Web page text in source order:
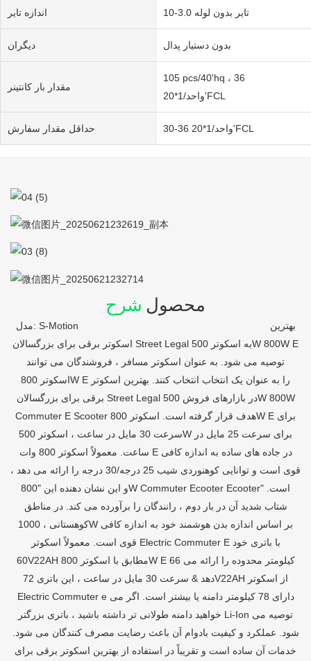
اندازه تایر تایر بدون لوله 3.0-10
دیگران بدون دستیار پدال
مقدار بار کانتینر
105 pcs/40'hq ، 36
واحد/1*20'FCL
حداقل مقدار سفارش 30-36 واحد/1*20'FCL
محصول شرح
مدل: S-Motion بهترین
اسکوتر برقی برای بزرگسالان Street Legal به اسکوتر 500W 800W E
توصیه می شود. به عنوان اسکوتر مسافر ، فروشندگان می توانند
اسکوتر 800W E را به عنوان یک انتخاب انتخاب کنند. بهترین اسکوتر
برقی برای بزرگسالان Street Legal در بازارهای فروش 500W 800W
Commuter E Scooter هدف قرار گرفته است. اسکوتر 800W E برای
سرعت 30 مایل در ساعت ، اسکوتر 500W برای سرعت 25 مایل در
ساعت. معمولاً اسکوتر 800 وات E در جاده های ساده به اندازه کافی
قوی است و توانایی کوهنوردی شیب 25 درجه/30 درجه را ارائه می دهد ،
و این نشان دهنده این "800W Commuter Ecooter Ecooter" است.
شتاب شدید آن در بار دوم ، رانندگان را برآورده می کند. در مناطق
کوهستانی ، 1000W بر اساس اندازه بدن هوشمند خود به اندازه کافی
قوی است. معمولاً اسکوتر Electric Commuter E با باتری خود
60V22AH مطابق با اسکوتر 800W E 66 کیلومتر محدوده را ارائه می
دهد & سرعت 30 مایل در ساعت ، این باتری 72V22AH از اسکوتر
Electric Commuter e دارای 78 کیلومتر دامنه یا بیشتر است. اگر می
خواهید دامنه طولانی تر داشته باشید ، باتری بزرگتر Li-Ion توصیه می
شود. عملکرد و کیفیت بادوام آن باعث رضایت مصرف کنندگان می شود.
خدمات آن ساده است و تقریباً در استفاده از بهترین اسکوتر برقی برای